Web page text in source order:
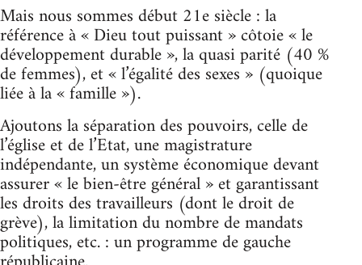
Mais nous sommes début 21e siècle : la
référence à « Dieu tout puissant » côtoie « le
développement durable », la quasi parité (40 %
de femmes), et « l’égalité des sexes » (quoique
liée à la « famille »).
Ajoutons la séparation des pouvoirs, celle de
l’église et de l’Etat, une magistrature
indépendante, un système économique devant
assurer « le bien-être général » et garantissant
les droits des travailleurs (dont le droit de
grève), la limitation du nombre de mandats
politiques, etc. : un programme de gauche